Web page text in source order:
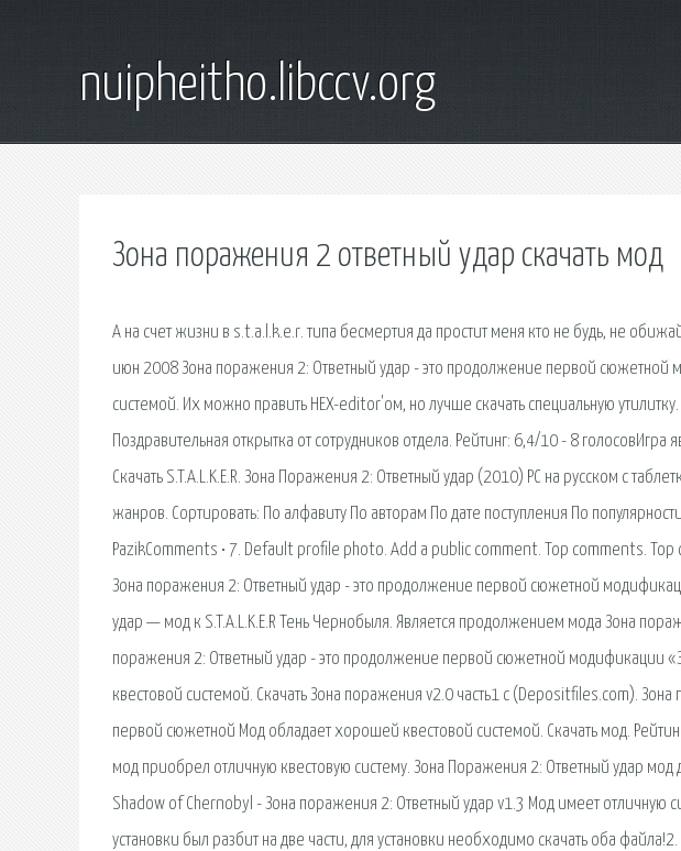
nuipheitho.libccv.org
Зона поражения 2 ответный удар скачать мод
А на счет жизни в s.t.a.l.k.e.r. типа бесмертия да простит меня кто не будь, не
июн 2008 Зона поражения 2: Ответный удар - это продолжение первой
системой. Их можно править HEX-editor'ом, но лучше скачать специальную
Поздравительная открытка от сотрудников отдела. Рейтинг: 6,4/10 - 8
Скачать S.T.A.L.K.E.R. Зона Поражения 2: Ответный удар (2010) PC на русском с
жанров. Сортировать: По алфавиту По авторам По дате поступления По
PazikComments • 7. Default profile photo. Add a public comment. Top comments.
Зона поражения 2: Ответный удар - это продолжение первой сюжетной
удар — мод к S.T.A.L.K.E.R Тень Чернобыля. Является продолжением мода Зона
поражения 2: Ответный удар - это продолжение первой сюжетной модификации
квестовой системой. Скачать Зона поражения v2.0 часть1 с (Depositfiles.com).
первой сюжетной Мод обладает хорошей квестовой системой. Скачать мод.
мод приобрел отличную квестовую систему. Зона Поражения 2: Ответный удар
Shadow of Chernobyl - Зона поражения 2: Ответный удар v1.3 Мод имеет отличную
установки был разбит на две части, для установки необходимо скачать оба